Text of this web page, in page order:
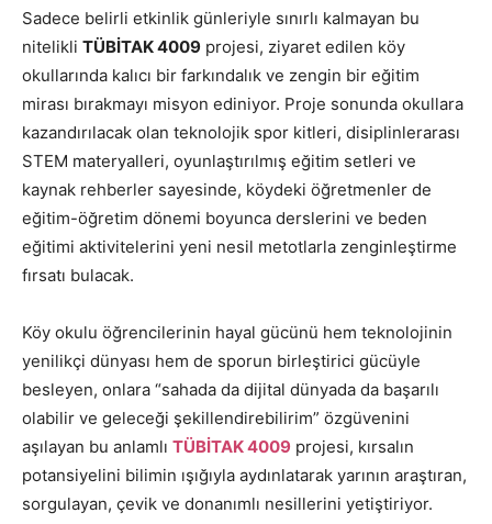
Sadece belirli etkinlik günleriyle sınırlı kalmayan bu
nitelikli TÜBİTAK 4009 projesi, ziyaret edilen köy
okullarında kalıcı bir farkındalık ve zengin bir eğitim
mirası bırakmayı misyon ediniyor. Proje sonunda okullara
kazandırılacak olan teknolojik spor kitleri, disiplinlerarası
STEM materyalleri, oyunlaştırılmış eğitim setleri ve
kaynak rehberler sayesinde, köydeki öğretmenler de
eğitim-öğretim dönemi boyunca derslerini ve beden
eğitimi aktivitelerini yeni nesil metotlarla zenginleştirme
fırsatı bulacak.
Köy okulu öğrencilerinin hayal gücünü hem teknolojinin
yenilikçi dünyası hem de sporun birleştirici gücüyle
besleyen, onlara “sahada da dijital dünyada da başarılı
olabilir ve geleceği şekillendirebilirim” özgüvenini
aşılayan bu anlamlı TÜBİTAK 4009 projesi, kırsalın
potansiyelini bilimin ışığıyla aydınlatarak yarının araştıran,
sorgulayan, çevik ve donanımlı nesillerini yetiştiriyor.